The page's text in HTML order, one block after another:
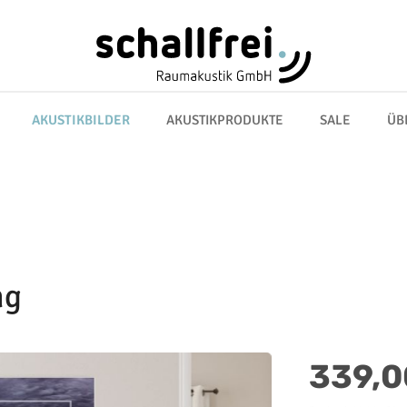
AKUSTIKBILDER AKUSTIKPRODUKTE SALE
Regulärer Preis: